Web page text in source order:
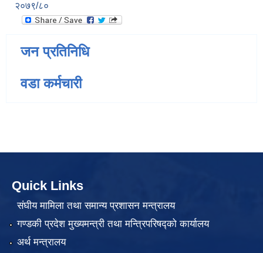
२०७९/८०
जन प्रतिनिधि
वडा कर्मचारी
Quick Links
संघीय मामिला तथा समान्य प्रशासन मन्त्रालय
गण्डकी प्रदेश मुख्यमन्त्री तथा मन्त्रिपरिषद्को कार्यालय
अर्थ मन्त्रालय